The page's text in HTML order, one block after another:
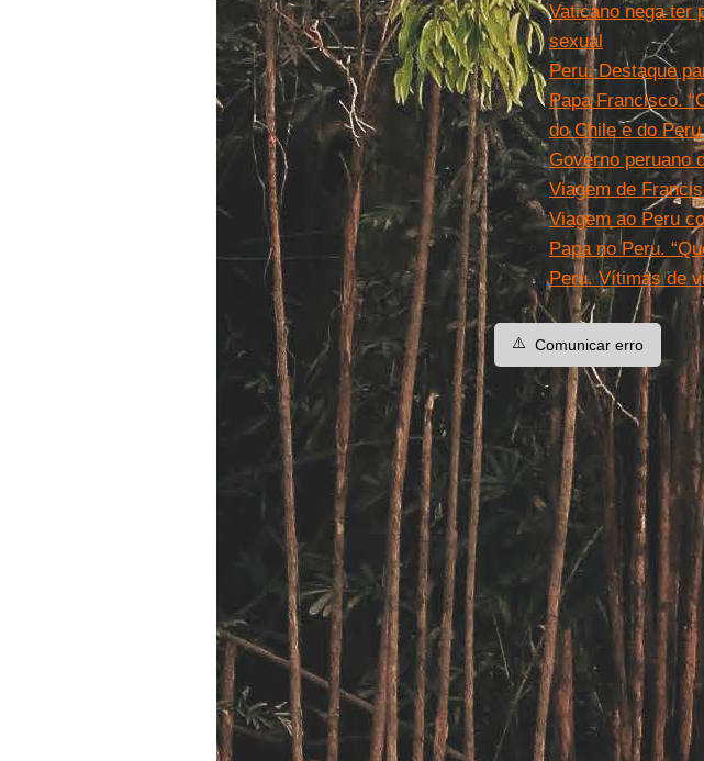
Vaticano nega ter
sexual
Peru. Destaque
Papa Francisco.
do Chile e do Peru
Governo peruano
Viagem de
Viagem ao Peru
Papa no Peru.
Peru. Vítimas de
⚠️ Comunicar erro